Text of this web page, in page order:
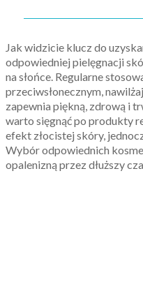
Jak widzicie klucz do
odpowiedniej pielęgnacji
na słońce. Regularne
przeciwsłonecznym,
zapewnia piękną, zdrową i
warto sięgnąć po produkty
efekt złocistej skóry,
Wybór odpowiednich
opalenizną przez dłuższy